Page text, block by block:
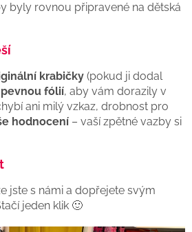
byly rovnou připravené na dětská
krabičky (pokud ji dodal
fólií, aby vám dorazily v
ani milý vzkaz, drobnost pro
hodnocení – vaší zpětné vazby si
jste s námi a dopřejete svým
jeden klik 🙂